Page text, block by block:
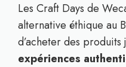
Les Craft Days de
alternative éthique au
d’acheter des
expériences